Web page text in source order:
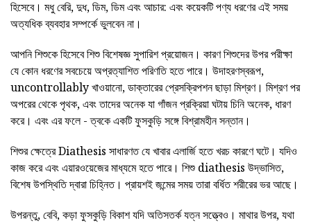
হিসেবে। মধু বেরি, দুধ, ডিম, ডিম এবং আচার: এবং কয়েকটি পণ্য ধরণের এই সময়
অত্যধিক ব্যবহার সম্পর্কে ভুলবেন না।
আপনি শিশুকে হিসেবে শিশু বিশেষজ্ঞ সুপারিশ প্রয়োজন। কারণ শিশুদের উপর পরীক্ষা
যে কোন ধরণের সবচেয়ে অপ্রত্যাশিত পরিণতি হতে পারে। উদাহরণস্বরূপ,
uncontrollably খাওয়ানো, ডাক্তারের প্রেসক্রিপশন ছাড়া মিশ্রণ। মিশ্রণ পর
অপরের থেকে পৃথক, এবং তাদের অনেক যা গাঁজন প্রক্রিয়া ঘটায় চিনি অনেক, ধারণ
করে। এবং এর ফলে - ত্বকে একটি ফুসকুড়ি সঙ্গে বিশ্রামহীন সন্তান।
শিশুর ক্ষেত্রে Diathesis সাধারণত যে খাবার এলার্জি হতে খরচ কারণে ঘটে। যদিও
কাজ করে এবং এয়ারওয়েজের মাধ্যমে হতে পারে। শিশু diathesis উদ্ভাসিত,
বিশেষ উপস্থিতি দ্বারা চিহ্নিত। প্রায়শই জন্মের সময় তারা বর্ধিত শরীরের ভর আছে।
উপরন্তু, বেবি, কড়া ফুসকুড়ি বিকাশ যদি অতিসতর্ক যত্ন সত্ত্বেও। মাথার উপর, যথা